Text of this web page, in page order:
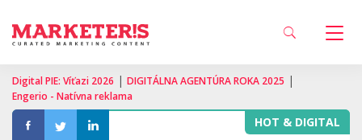
Digital PIE: Víťazi 2026 | DIGITÁLNA AGENTÚRA ROKA 2025 |
Engerio - Natívna reklama
HOT & DIGITAL